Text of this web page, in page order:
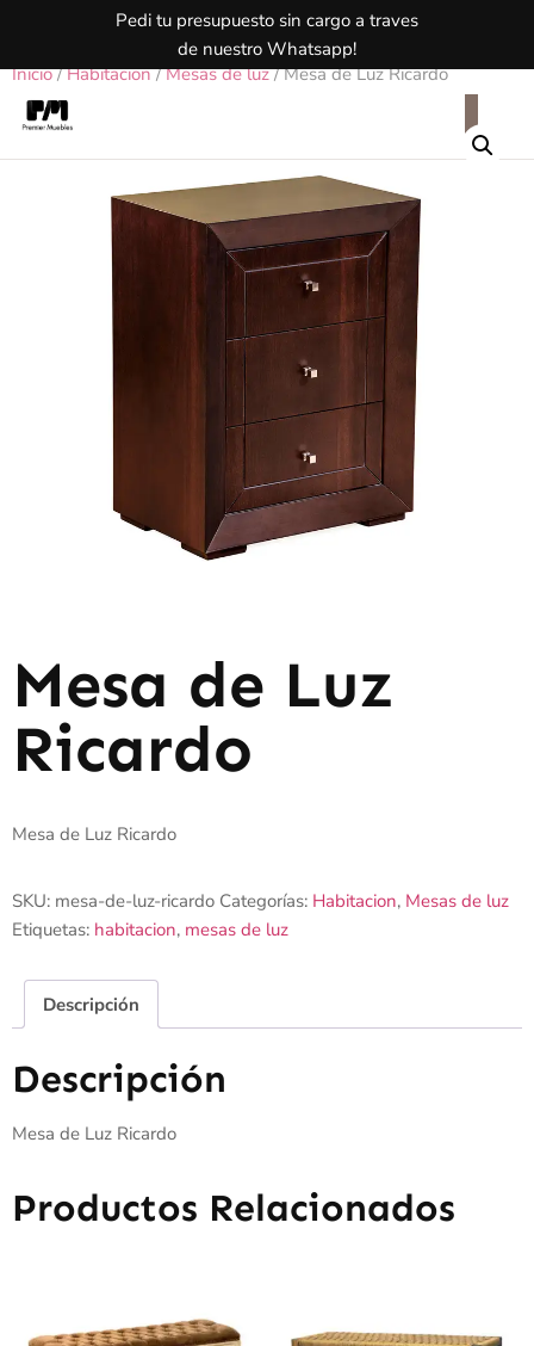
Pedi tu presupuesto sin cargo a traves
de nuestro Whatsapp!
Inicio/Habitacion/Mesas de luz/ Mesa de Luz Ricardo
Mesa de Luz
Ricardo
Mesa de Luz Ricardo
SKU: mesa-de-luz-ricardo Categorías: Habitacion, Mesas de luz
Etiquetas: habitacion, mesas de luz
Descripción
Descripción
Mesa de Luz Ricardo
Productos Relacionados